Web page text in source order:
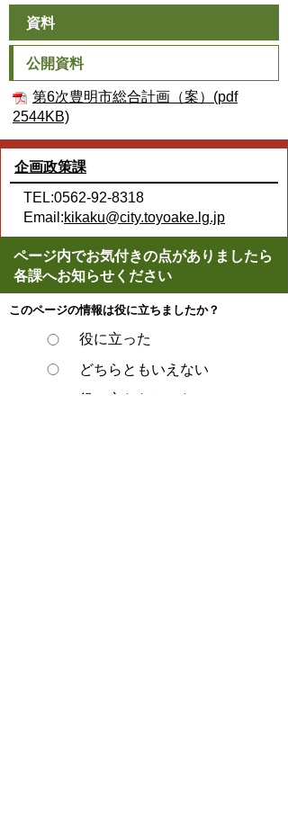
資料
公開資料
第6次豊明市総合計画（案）(pdf
2544KB)
企画政策課
TEL:0562-92-8318
Email:kikaku@city.toyoake.lg.jp
ページ内でお気付きの点がありましたら
各課へお知らせください
このページの情報は役に立ちましたか？
役に立った
どちらともいえない
役に立たなかった